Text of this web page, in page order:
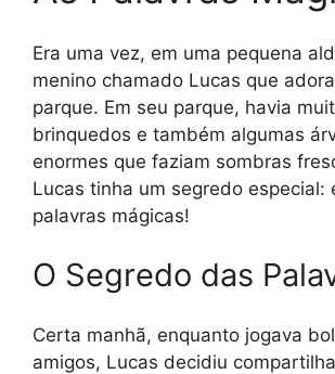
Era uma vez, em uma pequena
menino chamado Lucas que
parque. Em seu parque, havia
brinquedos e também algumas
enormes que faziam sombras
Lucas tinha um segredo especial:
palavras mágicas!
O Segredo das
Certa manhã, enquanto jogava
amigos, Lucas decidiu